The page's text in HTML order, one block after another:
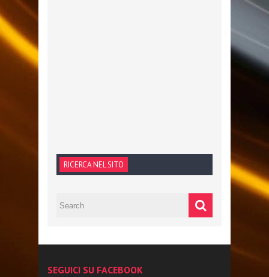
RICERCA NEL SITO
SEGUICI SU FACEBOOK